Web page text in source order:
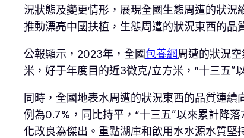
況狀態及變更情形，展現全國生態周遭的狀
推動漂亮中國扶植，生態周遭的狀況東西的品
公報顯示，2023年，全國包養網周遭的狀況
米，好于年度目的近3微克/立方米，“十三五
同時，全國地表水周遭的狀況東西的品質連
例為0.7%，同比持平，“十三五”以來累計降落
化改良為傑出。重點湖庫和飲用水水源水質堅